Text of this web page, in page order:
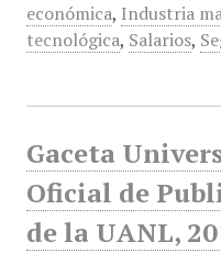
económica, Industria
tecnológica, Salarios,
Gaceta
Oficial de
de la UANL,